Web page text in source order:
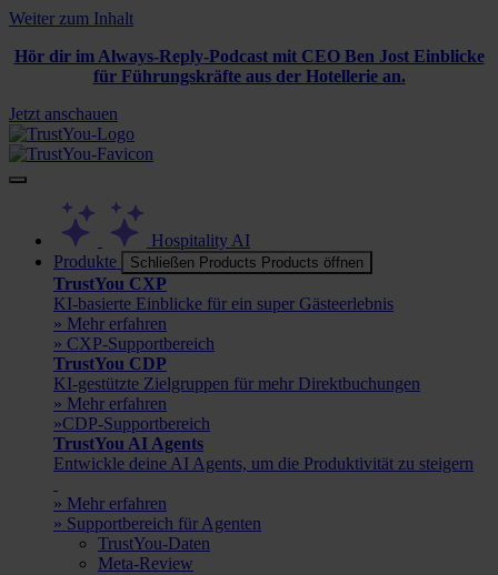
Weiter zum Inhalt
Hör dir im Always-Reply-Podcast mit CEO Ben Jost Einblicke
für Führungskräfte aus der Hotellerie an.
Jetzt anschauen
Hospitality AI
Produkte
Schließen Products Products öffnen
TrustYou CXP
KI-basierte Einblicke für ein super Gästeerlebnis
» Mehr erfahren
» CXP-Supportbereich
TrustYou CDP
KI-gestützte Zielgruppen für mehr Direktbuchungen
» Mehr erfahren
»CDP-Supportbereich
TrustYou AI Agents
Entwickle deine AI Agents, um die Produktivität zu steigern
» Mehr erfahren
» Supportbereich für Agenten
TrustYou-Daten
Meta-Review